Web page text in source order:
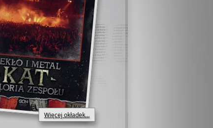
Więcej okładek...